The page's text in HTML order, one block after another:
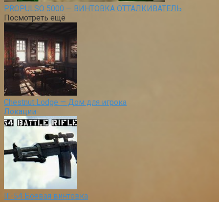
PROPULSO 5000 — ВИНТОВКА ОТТАЛКИВАТЕЛЬ
Посмотреть ещё
Chestnut Lodge — Дом для игрока
Локации
IF-54 Боевая винтовка